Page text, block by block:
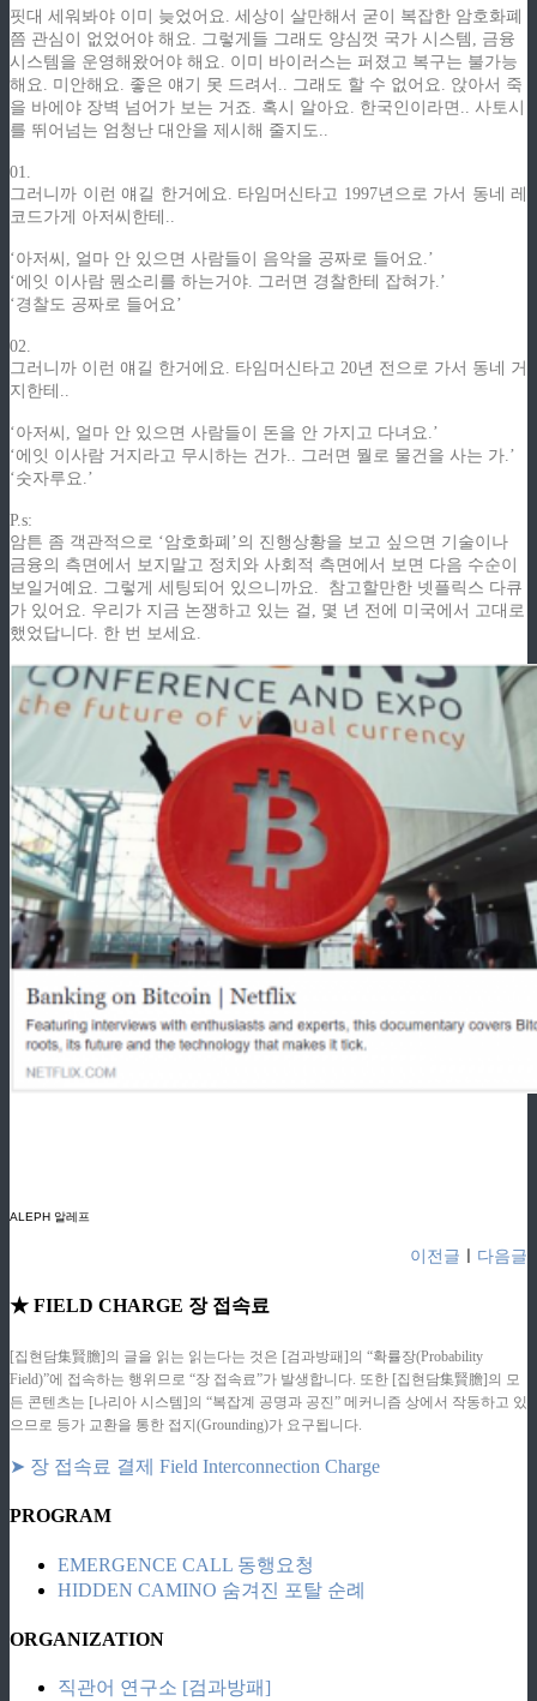
핏대 세워봐야 이미 늦었어요. 세상이 살만해서 굳이 복잡한 암호화폐
쯤 관심이 없었어야 해요. 그렇게들 그래도 양심껏 국가 시스템, 금융
시스템을 운영해왔어야 해요. 이미 바이러스는 퍼졌고 복구는 불가능
해요. 미안해요. 좋은 얘기 못 드려서.. 그래도 할 수 없어요. 앉아서 죽
을 바에야 장벽 넘어가 보는 거죠. 혹시 알아요. 한국인이라면.. 사토시
를 뛰어넘는 엄청난 대안을 제시해 줄지도..
01.
그러니까 이런 얘길 한거에요. 타임머신타고 1997년으로 가서 동네 레
코드가게 아저씨한테..
‘아저씨, 얼마 안 있으면 사람들이 음악을 공짜로 들어요.’
‘에잇 이사람 뭔소리를 하는거야. 그러면 경찰한테 잡혀가.’
‘경찰도 공짜로 들어요’
02.
그러니까 이런 얘길 한거에요. 타임머신타고 20년 전으로 가서 동네 거
지한테..
‘아저씨, 얼마 안 있으면 사람들이 돈을 안 가지고 다녀요.’
‘에잇 이사람 거지라고 무시하는 건가.. 그러면 뭘로 물건을 사는 가.’
‘숫자루요.’
P.s:
암튼 좀 객관적으로 ‘암호화폐’의 진행상황을 보고 싶으면 기술이나
금융의 측면에서 보지말고 정치와 사회적 측면에서 보면 다음 수순이
보일거예요. 그렇게 세팅되어 있으니까요. 참고할만한 넷플릭스 다큐
가 있어요. 우리가 지금 논쟁하고 있는 걸, 몇 년 전에 미국에서 고대로
했었답니다. 한 번 보세요.
ALEPH 알레프
이전글 다음글
★ FIELD CHARGE 장 접속료
[집현담集賢膽]의 글을 읽는 읽는다는 것은 [검과방패]의 “확률장(Probability
Field)”에 접속하는 행위므로 “장 접속료”가 발생합니다. 또한 [집현담集賢膽]의 모
든 콘텐츠는 [나리아 시스템]의 “복잡계 공명과 공진” 메커니즘 상에서 작동하고 있
으므로 등가 교환을 통한 접지(Grounding)가 요구됩니다.
➤ 장 접속료 결제 Field Interconnection Charge
PROGRAM
EMERGENCE CALL 동행요청
HIDDEN CAMINO 숨겨진 포탈 순례
ORGANIZATION
직관어 연구소 [검과방패]